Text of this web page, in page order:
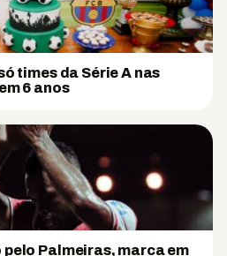
times da Série A nas
6 anos
Palmeiras, marca em